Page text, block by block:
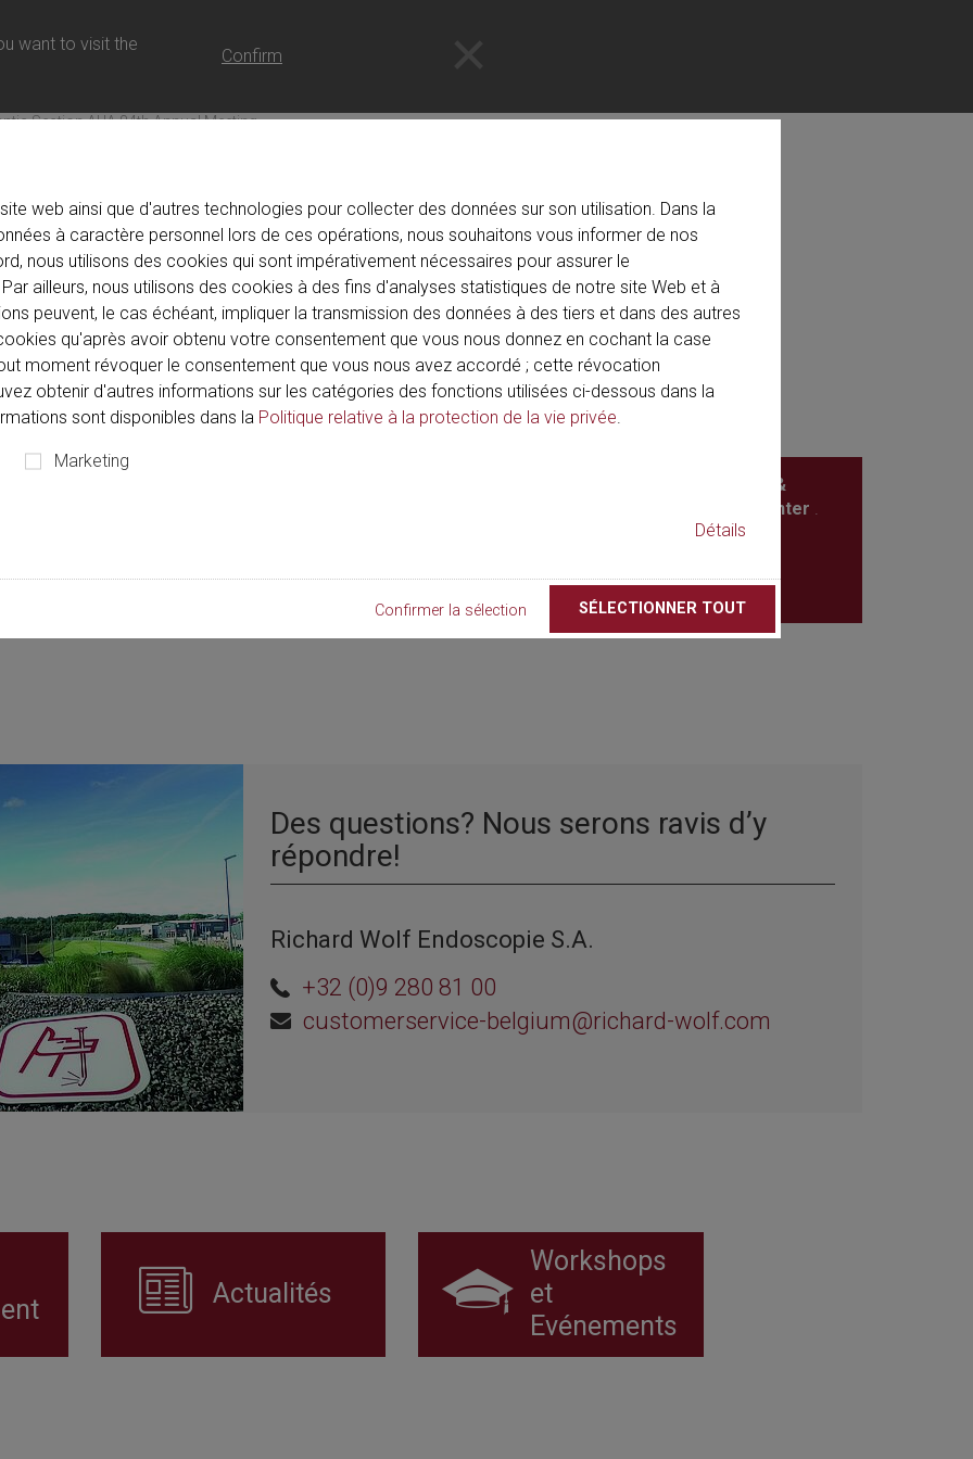
web ainsi que d'autres technologies pour collecter des données sur son utilisation. Dans la
à caractère personnel lors de ces opérations, nous souhaitons vous informer de nos
nous utilisons des cookies qui sont impérativement nécessaires pour assurer le
ailleurs, nous utilisons des cookies à des fins d'analyses statistiques de notre site Web et à
peuvent, le cas échéant, impliquer la transmission des données à des tiers et dans des autres
qu'après avoir obtenu votre consentement que vous nous donnez en cochant la case
moment révoquer le consentement que vous nous avez accordé ; cette révocation
obtenir d'autres informations sur les catégories des fonctions utilisées ci-dessous dans la
sont disponibles dans la Politique relative à la protection de la vie privée.
Marketing
Détails
Confirmer la sélection SÉLECTIONNER TOUT
want to visit the
Confirm
Section AUA 84th Annual Meeting
2026 ., United States Hotel Roanoke & Conference Center
Section AUA 84th Annual Meeting
Hotel Roanoke &
Conference Center
Des questions? Nous serons ravis d’y
répondre!
Richard Wolf Endoscopie S.A.
+32 (0)9 280 81 00
customerservice-belgium@richard-wolf.com
Actualités
Workshops
et
Evénements
- FR